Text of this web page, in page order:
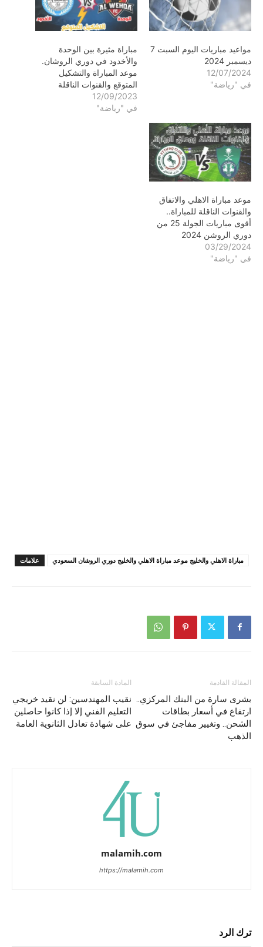
مواعيد مباريات اليوم السبت 7
ديسمبر 2024
12/07/2024
في "رياضة"
مباراة مثيرة بين الوحدة
والأخدود في دوري الروشان.
موعد المباراة والتشكيل
المتوقع والقنوات الناقلة
12/09/2023
في "رياضة"
موعد مباراة الاهلي والاتفاق
والقنوات الناقلة للمباراة..
أقوى مباريات الجولة 25 من
دوري الروشن 2024
03/29/2024
في "رياضة"
علامات مباراة الاهلي والخليج موعد مباراة الاهلي والخليج دوري الروشان السعودي
المادة السابقة
نقيب المهندسين: لن نقيد خريجي
التعليم الفني إلا إذا كانوا حاصلين
على شهادة تعادل الثانوية العامة
المقالة القادمة
بشرى سارة من البنك المركزي..
ارتفاع في أسعار بطاقات
الشحن.. وتغيير مفاجئ في سوق
الذهب
malamih.com
https://malamih.com
ترك الرد